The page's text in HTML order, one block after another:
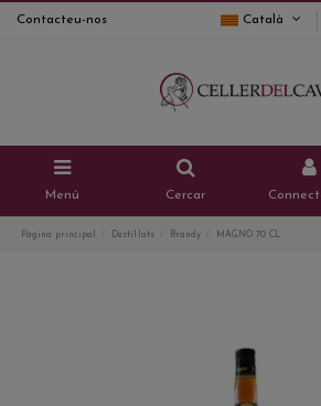
Contacteu-nos Català
Menú Cercar
Pàgina principal Destil·lats Brandy MAGNO 70 CL